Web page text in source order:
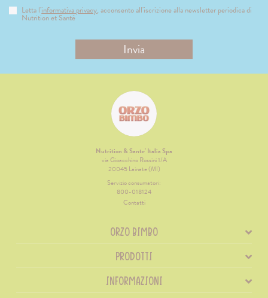
Letta l'informativa privacy, acconsento all'iscrizione alla newsletter periodica di
Nutrition et Santé
Nutrition & Sante' Italia Spa
via Gioacchino Rossini 1/A
20045 Lainate (MI)
Servizio consumatori:
800-018124
Contatti
ORZO BIMBO
PRODOTTI
INFORMAZIONI